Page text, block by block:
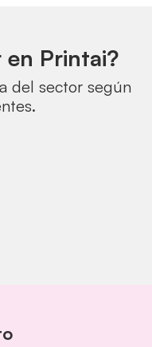
Printai?
del sector según